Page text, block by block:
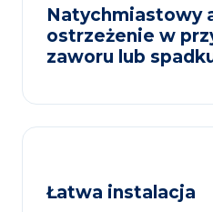
Natychmiastowy
ostrzeżenie w
zaworu lub
Łatwa instalacja